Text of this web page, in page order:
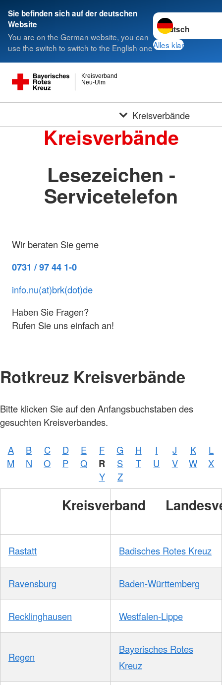
Sie befinden sich auf der deutschen
Website
You are on the German website, you can
use the switch to switch to the English one
Sprache wechseln
Alles klar
Neu-Ulm
Kreisverband
Kreisverbände
Kreisverbände
Lesezeichen -
Servicetelefon
Wir beraten Sie gerne
0731 / 97 44 1-0
info.nu(at)brk(dot)de
Haben Sie Fragen?
Rufen Sie uns einfach an!
Rotkreuz Kreisverbände
Bitte klicken Sie auf den Anfangsbuchstaben des
gesuchten Kreisverbandes.
A B C D E F G H I J K
L
M
N O P Q R S T U V W
X
Y
Z
Kreisverband
Rastatt Badisches Rotes Kreuz
Ravensburg Baden-Württemberg
Recklinghausen Westfalen-Lippe
Regen
Bayerisches Rotes
Kreuz